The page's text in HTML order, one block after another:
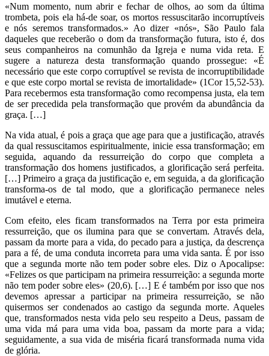
«Num momento, num abrir e fechar de olhos, ao som da última
trombeta, pois ela há-de soar, os mortos ressuscitarão incorruptíveis
e nós seremos transformados.» Ao dizer «nós», São Paulo fala
daqueles que receberão o dom da transformação futura, isto é, dos
seus companheiros na comunhão da Igreja e numa vida reta. E
sugere a natureza desta transformação quando prossegue: «É
necessário que este corpo corruptível se revista de incorruptibilidade
e que este corpo mortal se revista de imortalidade» (1Cor 15,52-53).
Para recebermos esta transformação como recompensa justa, ela tem
de ser precedida pela transformação que provém da abundância da
graça. […]
Na vida atual, é pois a graça que age para que a justificação, através
da qual ressuscitamos espiritualmente, inicie essa transformação; em
seguida, aquando da ressurreição do corpo que completa a
transformação dos homens justificados, a glorificação será perfeita.
[…] Primeiro a graça da justificação e, em seguida, a da glorificação
transforma-os de tal modo, que a glorificação permanece neles
imutável e eterna.
Com efeito, eles ficam transformados na Terra por esta primeira
ressurreição, que os ilumina para que se convertam. Através dela,
passam da morte para a vida, do pecado para a justiça, da descrença
para a fé, de uma conduta incorreta para uma vida santa. É por isso
que a segunda morte não tem poder sobre eles. Diz o Apocalipse:
«Felizes os que participam na primeira ressurreição: a segunda morte
não tem poder sobre eles» (20,6). […] E é também por isso que nos
devemos apressar a participar na primeira ressurreição, se não
quisermos ser condenados ao castigo da segunda morte. Aqueles
que, transformados nesta vida pelo seu respeito a Deus, passam de
uma vida má para uma vida boa, passam da morte para a vida;
seguidamente, a sua vida de miséria ficará transformada numa vida
de glória.